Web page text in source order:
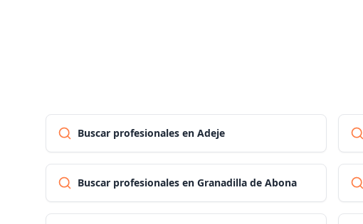
Buscar profesionales en Adeje
Buscar profesionales en Granadilla de Abona